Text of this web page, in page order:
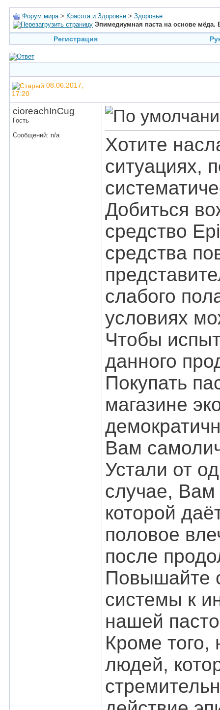
Форум мира > Красота и Здоровье > Здоровье
Эпимедиумная паста на основе мёда.
Регистрация
08.06.2017,
17:20
cioreachInCug
Гость
Сообщений: n/a
Хотите
ситуациях,
Добиться
средство
средства
слабого
условиях
Чтобы
данного
Покупать
магазине
Вам
Устали от
случае,
которой
половое
после
Повышайте
системы к
нашей
Кроме того,
людей,